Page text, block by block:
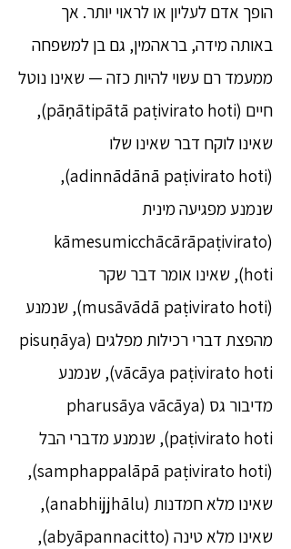
הופך אדם לעליון או לראוי יותר. אך
באותה מידה, בראהמין, גם בן למשפחה
ממעמד רם עשוי להיות כזה — שאינו נוטל
חיים (pāṇātipātā paṭivirato hoti),
שאינו לוקח דבר שאינו שלו
(adinnādānā paṭivirato hoti),
שנמנע מפגיעה מינית
(kāmesumicchācārāpaṭivirato
hoti), שאינו אומר דבר שקר
(musāvādā paṭivirato hoti), שנמנע
מהפצת דברי רכילות מפלגים (pisuṇāya
vācāya paṭivirato hoti), שנמנע
מדיבור גס (pharusāya vācāya
paṭivirato hoti), שנמנע מדברי הבל
(samphappalāpā paṭivirato hoti),
שאינו מלא חמדנות (anabhijjhālu),
שאינו מלא טינה (abyāpannacitto),